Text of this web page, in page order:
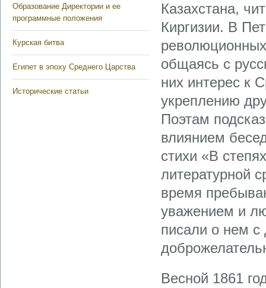
Образование Директории и ее
программные положения
Курская битва
Египет в эпоху Среднего Царства
Исторические статьи
Казахстана,
Киргизии. В
общаясь с
них интерес к
укреплению
Поэтам
влиянием
стихи «В
литературной
время
уважением и
писали о нем с
Весной 1861